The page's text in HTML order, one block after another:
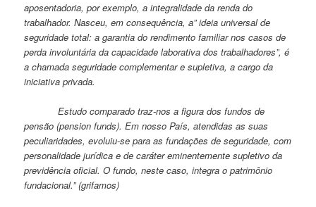
aposentadoria, por exemplo, a integralidade da renda do
trabalhador. Nasceu, em consequência, a” ideia universal de
seguridade total: a garantia do rendimento familiar nos casos de
perda involuntária da capacidade laborativa dos trabalhadores”, é
a chamada seguridade complementar e supletiva, a cargo da
iniciativa privada.
Estudo comparado traz-nos a figura dos fundos de
pensão (pension funds). Em nosso País, atendidas as suas
peculiaridades, evoluiu-se para as fundações de seguridade, com
personalidade jurídica e de caráter eminentemente supletivo da
previdência oficial. O fundo, neste caso, integra o patrimônio
fundacional.” (grifamos)